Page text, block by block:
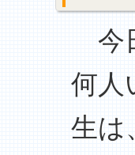
今
何人
生は